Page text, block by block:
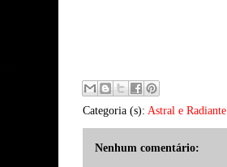
Categoria (s): Astral e Radiante
Nenhum comentário: